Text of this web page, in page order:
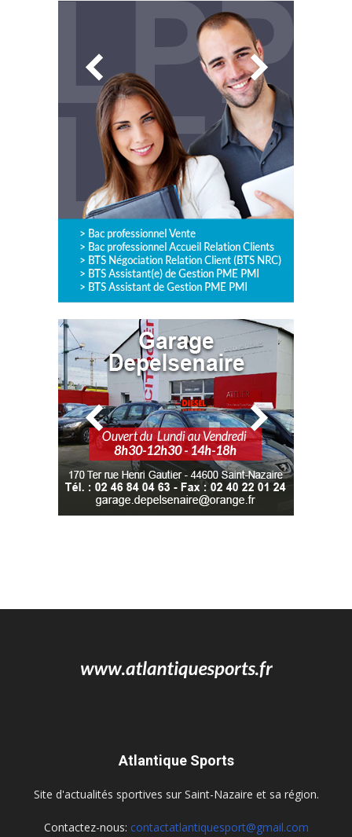
Atlantique Sports
Site d'actualités sportives sur Saint-Nazaire et sa région.
Contactez-nous: contactatlantiquesport@gmail.com